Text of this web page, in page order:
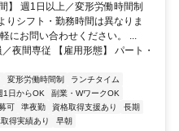
】 週1日以上／変形労働時間制
りシフト・勤務時間は異なりま
にお問い合わせください。 ...
夜間専従 【雇用形態】 パート・
変形労働時間制
ランチタイム
1日からOK
副業・WワークOK
可 準夜勤 資格取得支援あり
長期
得実績あり 早朝